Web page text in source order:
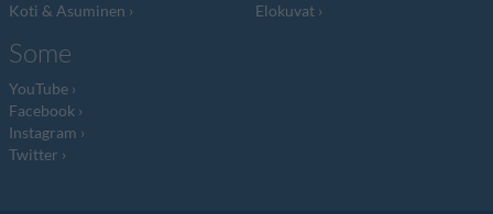
Koti & Asuminen
Elokuvat
Some
YouTube
Facebook
Instagram
Twitter